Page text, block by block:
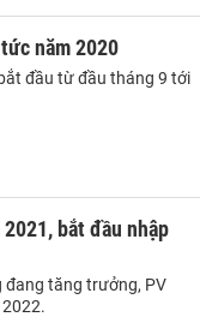
năm 2020
đầu từ đầu tháng 9 tới
bắt đầu nhập
đang tăng trưởng, PV